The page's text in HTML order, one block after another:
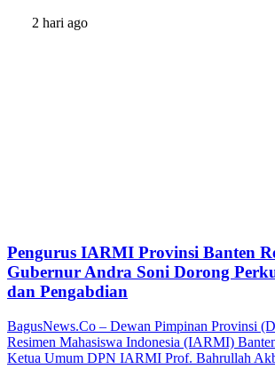
2 hari ago
Pengurus IARMI Provinsi Banten
Gubernur Andra Soni Dorong
dan Pengabdian
BagusNews.Co – Dewan Pimpinan Provinsi
Resimen Mahasiswa Indonesia (IARMI)
Ketua Umum DPN IARMI Prof. Bahrullah